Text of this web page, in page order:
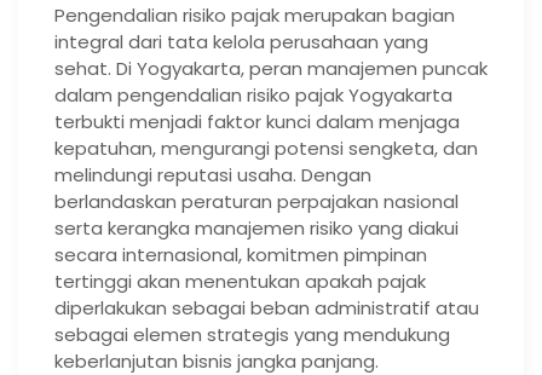
Pengendalian risiko pajak merupakan bagian
integral dari tata kelola perusahaan yang
sehat. Di Yogyakarta, peran manajemen puncak
dalam pengendalian risiko pajak Yogyakarta
terbukti menjadi faktor kunci dalam menjaga
kepatuhan, mengurangi potensi sengketa, dan
melindungi reputasi usaha. Dengan
berlandaskan peraturan perpajakan nasional
serta kerangka manajemen risiko yang diakui
secara internasional, komitmen pimpinan
tertinggi akan menentukan apakah pajak
diperlakukan sebagai beban administratif atau
sebagai elemen strategis yang mendukung
keberlanjutan bisnis jangka panjang.